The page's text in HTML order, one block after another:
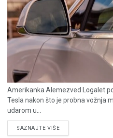
Amerikanka Alemezved Logalet
Tesla nakon što je probna vožnja
udarom u...
SAZNAJTE VIŠEDETAILS